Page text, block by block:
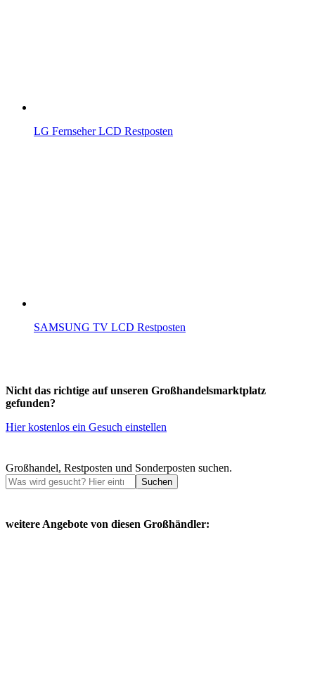
LG Fernseher LCD Restposten
SAMSUNG TV LCD Restposten
Nicht das richtige auf unseren Großhandelsmarktplatz
gefunden?
Hier kostenlos ein Gesuch einstellen
Großhandel, Restposten und Sonderposten suchen.
Suchen
weitere Angebote von diesen Großhändler: